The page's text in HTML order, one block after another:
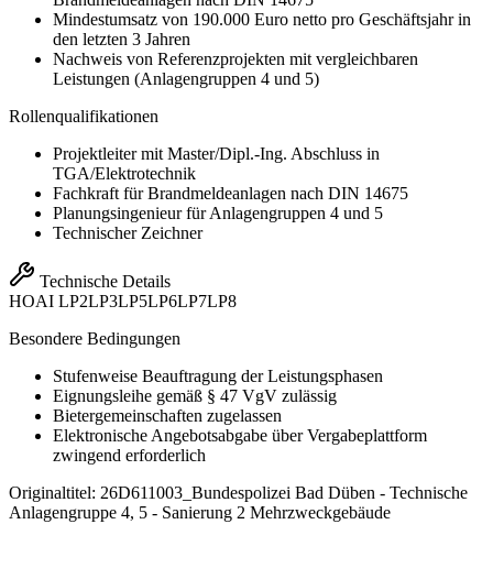
Mindestumsatz von 190.000 Euro netto pro Geschäftsjahr in
den letzten 3 Jahren
Nachweis von Referenzprojekten mit vergleichbaren
Leistungen (Anlagengruppen 4 und 5)
Rollenqualifikationen
Projektleiter mit Master/Dipl.-Ing. Abschluss in
TGA/Elektrotechnik
Fachkraft für Brandmeldeanlagen nach DIN 14675
Planungsingenieur für Anlagengruppen 4 und 5
Technischer Zeichner
Technische Details
HOAI LP2LP3LP5LP6LP7LP8
Besondere Bedingungen
Stufenweise Beauftragung der Leistungsphasen
Eignungsleihe gemäß § 47 VgV zulässig
Bietergemeinschaften zugelassen
Elektronische Angebotsabgabe über Vergabeplattform
zwingend erforderlich
Originaltitel: 26D611003_Bundespolizei Bad Düben - Technische
Anlagengruppe 4, 5 - Sanierung 2 Mehrzweckgebäude